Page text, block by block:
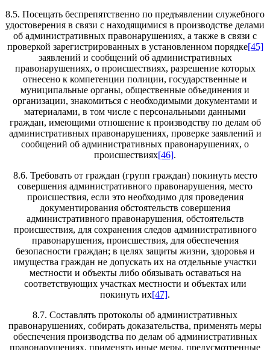
8.5. Посещать беспрепятственно по предъявлении служебного
удостоверения в связи с находящимися в производстве делами
об административных правонарушениях, а также в связи с
проверкой зарегистрированных в установленном порядке[45]
заявлений и сообщений об административных
правонарушениях, о происшествиях, разрешение которых
отнесено к компетенции полиции, государственные и
муниципальные органы, общественные объединения и
организации, знакомиться с необходимыми документами и
материалами, в том числе с персональными данными
граждан, имеющими отношение к производству по делам об
административных правонарушениях, проверке заявлений и
сообщений об административных правонарушениях, о
происшествиях[46].
8.6. Требовать от граждан (групп граждан) покинуть место
совершения административного правонарушения, место
происшествия, если это необходимо для проведения
документирования обстоятельств совершения
административного правонарушения, обстоятельств
происшествия, для сохранения следов административного
правонарушения, происшествия, для обеспечения
безопасности граждан; в целях защиты жизни, здоровья и
имущества граждан не допускать их на отдельные участки
местности и объекты либо обязывать оставаться на
соответствующих участках местности и объектах или
покинуть их[47].
8.7. Составлять протоколы об административных
правонарушениях, собирать доказательства, применять меры
обеспечения производства по делам об административных
правонарушениях, применять иные меры, предусмотренные